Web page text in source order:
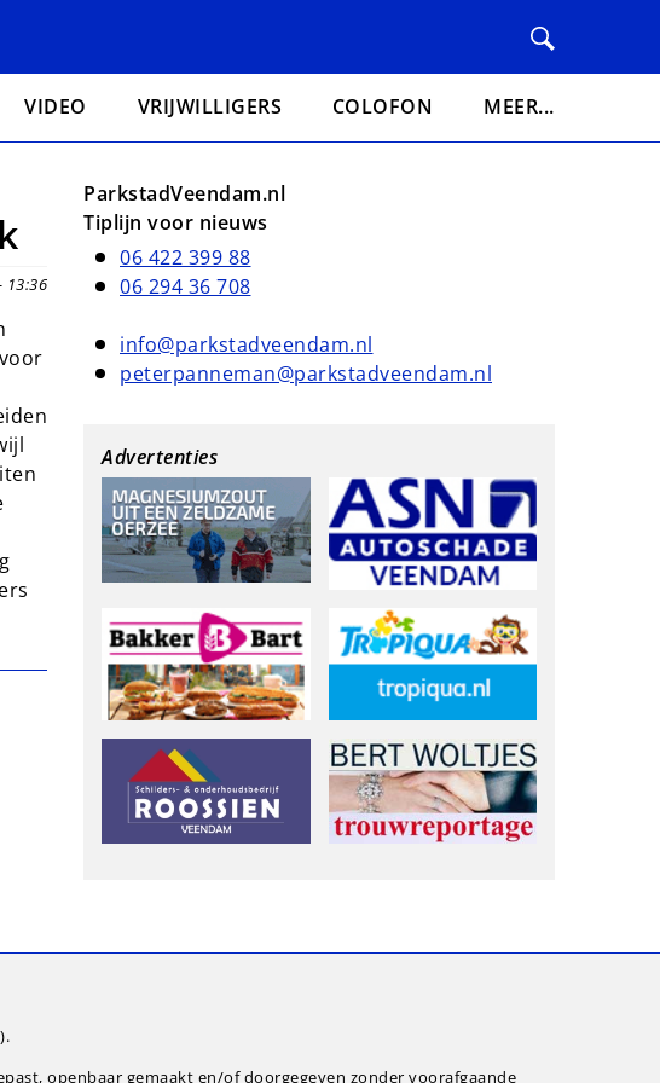
VIDEO VRIJWILLIGERS COLOFON MEER...
13:36
ParkstadVeendam.nl
Tiplijn voor nieuws
06 422 399 88
06 294 36 708
info@parkstadveendam.nl
peterpanneman@parkstadveendam.nl
Advertenties
openbaar gemaakt en/of doorgegeven zonder voorafgaande